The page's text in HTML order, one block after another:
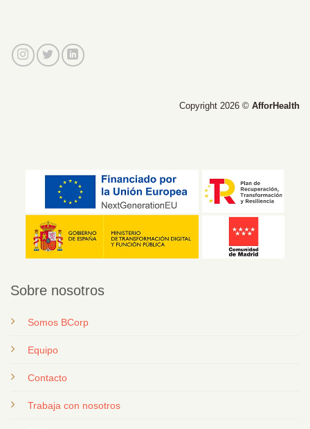
Copyright 2026 © AfforHealth
Sobre nosotros
Somos BCorp
Equipo
Contacto
Trabaja con nosotros